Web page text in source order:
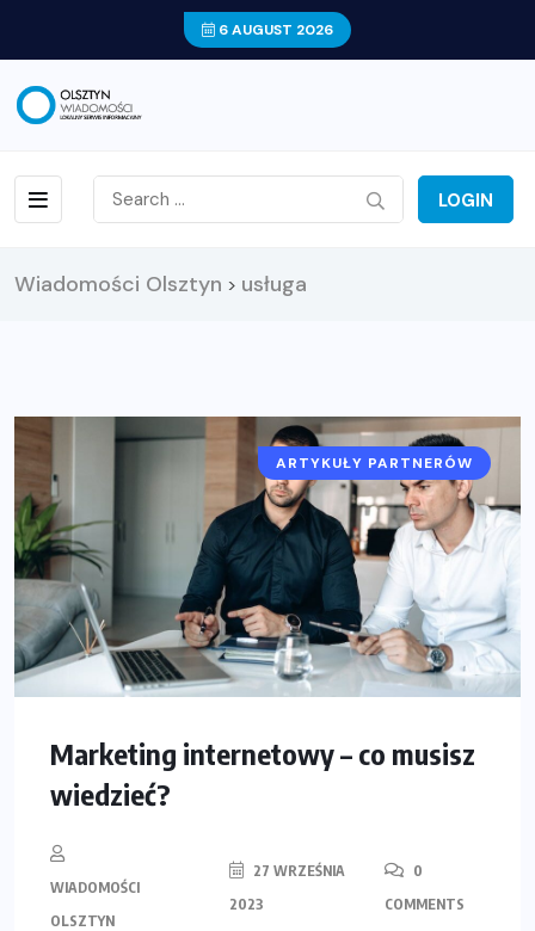
6 AUGUST 2026
LOGIN
Wiadomości Olsztyn > usługa
ARTYKUŁY PARTNERÓW
Marketing internetowy – co musisz
wiedzieć?
WIADOMOŚCI
OLSZTYN
27 WRZEŚNIA
2023
0
COMMENTS